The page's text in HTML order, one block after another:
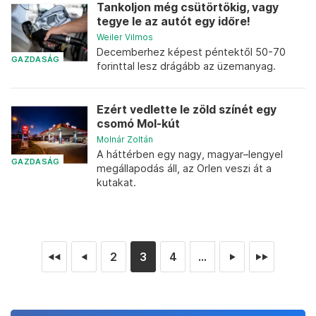
GAZDASÁG
Tankoljon még csütörtökig, vagy
tegye le az autót egy időre!
Weiler Vilmos
Decemberhez képest péntektől 50-70
forinttal lesz drágább az üzemanyag.
GAZDASÁG
Ezért vedlette le zöld színét egy
csomó Mol-kút
Molnár Zoltán
A háttérben egy nagy, magyar–lengyel
megállapodás áll, az Orlen veszi át a
kutakat.
◄◄ ◄ 2 3 4 ... ► ►►